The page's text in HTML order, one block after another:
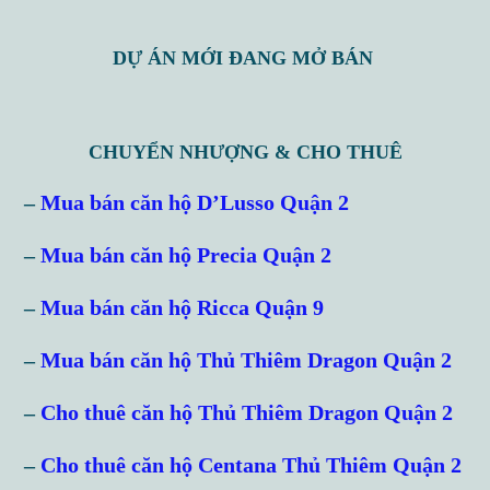
DỰ ÁN MỚI ĐANG MỞ BÁN
CHUYỂN NHƯỢNG & CHO THUÊ
–Mua bán căn hộ D’Lusso Quận 2
–Mua bán căn hộ Precia Quận 2
–Mua bán căn hộ Ricca Quận 9
–Mua bán căn hộ Thủ Thiêm Dragon Quận 2
– Cho thuê căn hộ Thủ Thiêm Dragon Quận 2
– Cho thuê căn hộ Centana Thủ Thiêm Quận 2